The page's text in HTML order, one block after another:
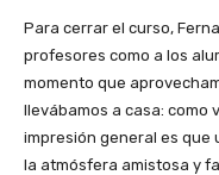
Para cerrar el curso,
profesores como a los
momento que
llevábamos a casa: como
impresión general es que
la atmósfera amistosa y